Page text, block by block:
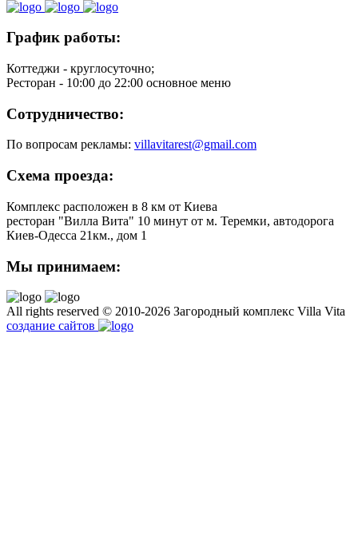
График работы:
Коттеджи - круглосуточно;
Ресторан - 10:00 до 22:00 основное меню
Сотрудничество:
По вопросам рекламы: villavitarest@gmail.com
Схема проезда:
Комплекс расположен в 8 км от Киева
ресторан "Вилла Вита" 10 минут от м. Теремки, автодорога
Киев-Одесса 21км., дом 1
Мы принимаем:
All rights reserved © 2010-2026 Загородный комплекс Villa Vita
создание сайтов